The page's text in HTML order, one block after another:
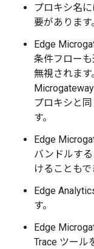
プロキシ名
要があります
Edge
条件フロー
無視されま
プロキシと
す。
Edge
バンドルす
けることもで
Edge
す。
Edge
Trace ツール